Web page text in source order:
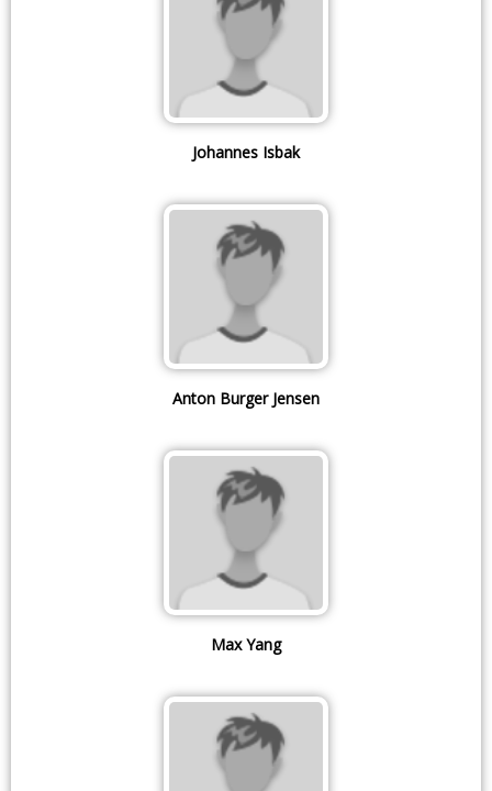
Johannes Isbak
Anton Burger Jensen
Max Yang